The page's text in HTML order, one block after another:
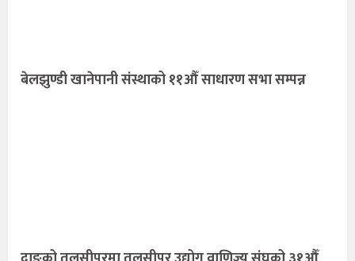
बेलझुण्डी खानेपानी संस्थाको ११औँ साधारण सभा सम्पन्न